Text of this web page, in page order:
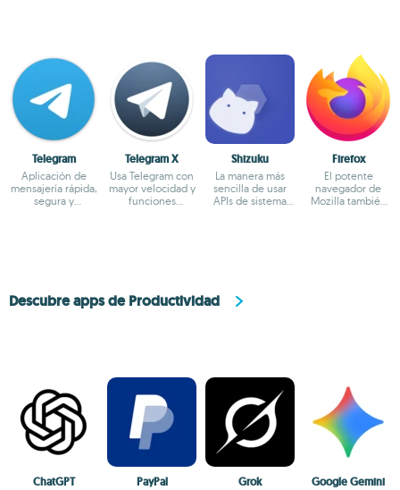
Telegram
Aplicación de
mensajería rápida,
segura y
Telegram X
Usa Telegram con
mayor velocidad y
funciones
Shizuku
La manera más
sencilla de usar
APIs de sistema
Firefox
El potente
navegador de
Mozilla también
Descubre apps de Productividad
ChatGPT PayPal Grok Google Gemini